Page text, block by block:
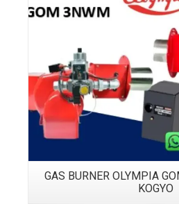
Details
GAS BURNER OLYMPIA
KOGYO